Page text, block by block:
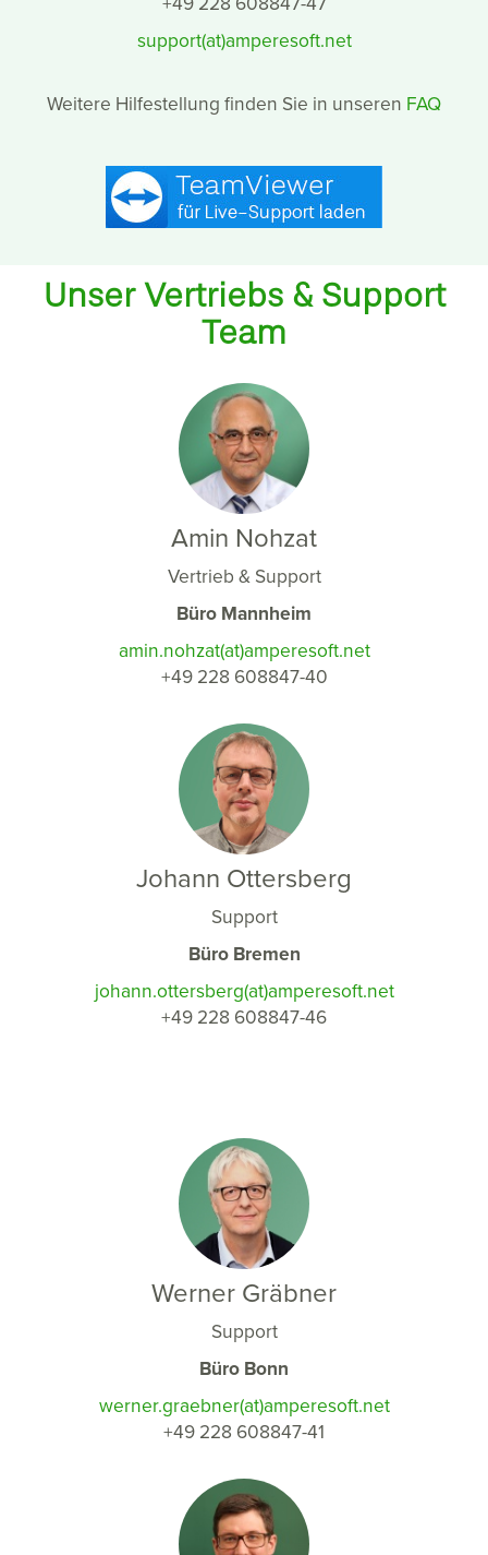
support(at)amperesoft.net
Weitere Hilfestellung finden Sie in unseren FAQ
Unser Vertriebs & Support
Team
Amin Nohzat
Vertrieb & Support
Büro Mannheim
amin.nohzat(at)amperesoft.net
+49 228 608847-40
Johann Ottersberg
Support
Büro Bremen
johann.ottersberg(at)amperesoft.net
+49 228 608847-46
Werner Gräbner
Support
Büro Bonn
werner.graebner(at)amperesoft.net
+49 228 608847-41